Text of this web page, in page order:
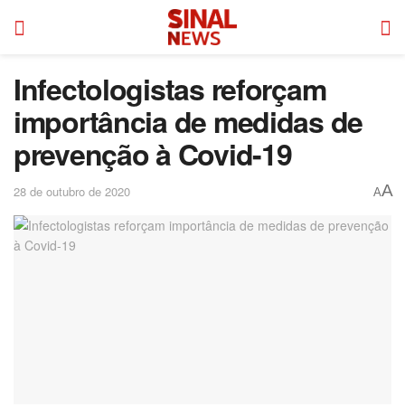
Infectologistas reforçam
importância de medidas de
prevenção à Covid-19
28 de outubro de 2020 AA